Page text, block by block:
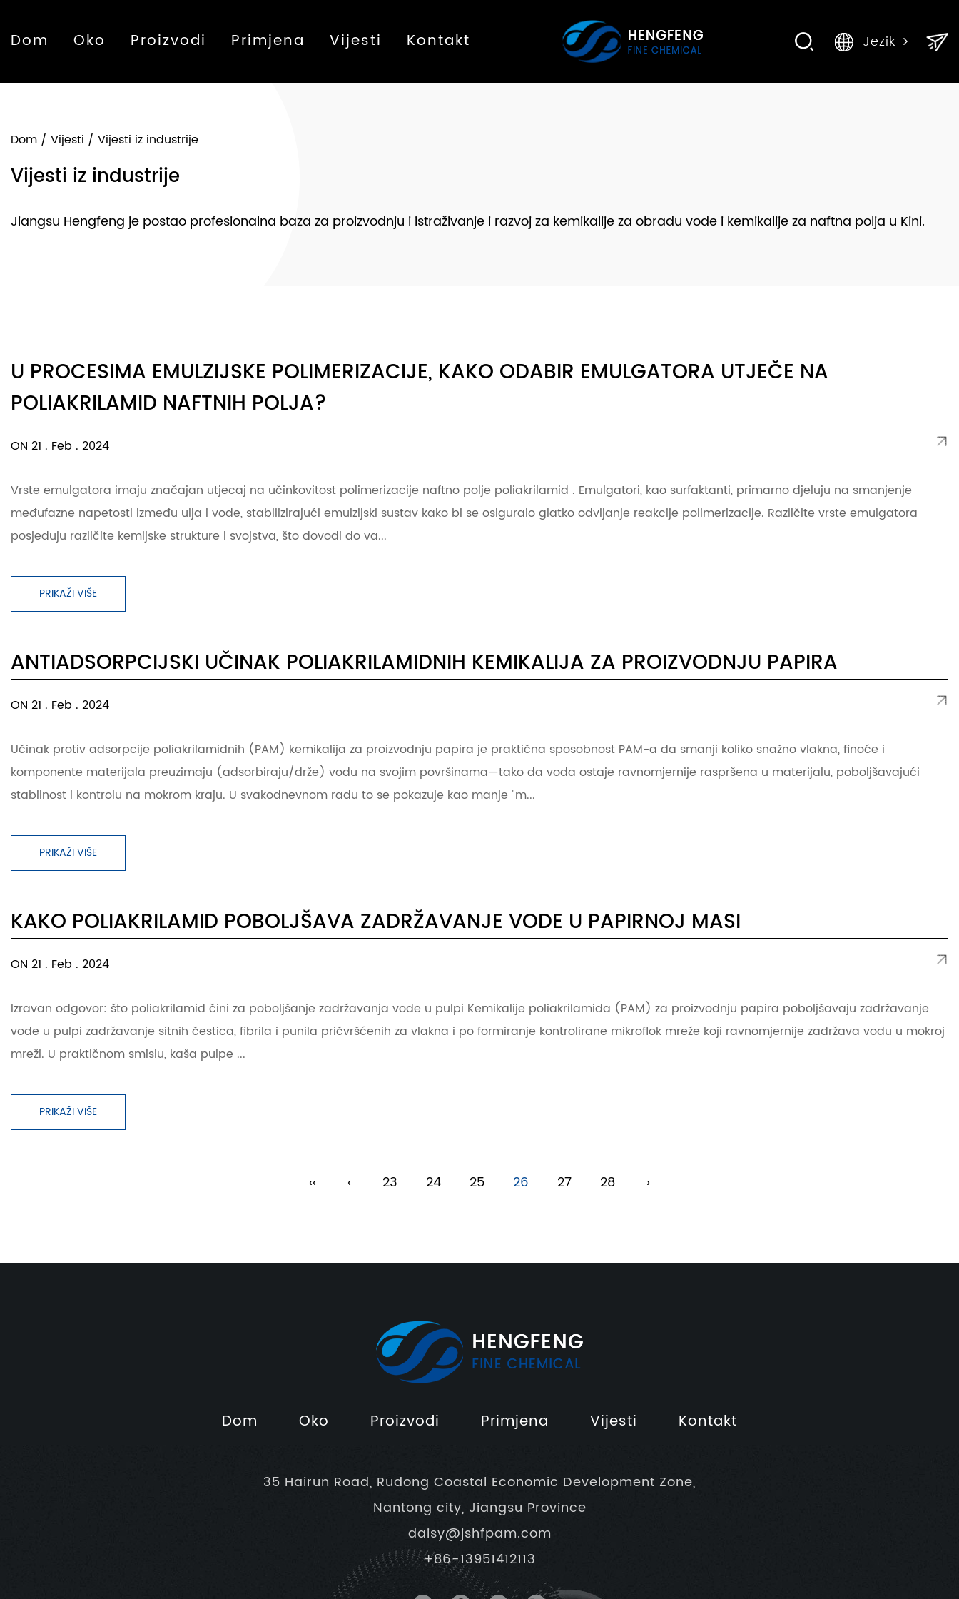
Dom Oko Proizvodi Primjena Vijesti Kontakt Jezik
Dom / Vijesti / Vijesti iz industrije
Vijesti iz industrije
Jiangsu Hengfeng je postao profesionalna baza za proizvodnju i istraživanje i razvoj za kemikalije za obradu vode i kemikalije za naftna polja u Kini.
U PROCESIMA EMULZIJSKE POLIMERIZACIJE, KAKO ODABIR EMULGATORA UTJEČE NA
POLIAKRILAMID NAFTNIH POLJA?
ON 21 . Feb . 2024
Vrste emulgatora imaju značajan utjecaj na učinkovitost polimerizacije naftno polje poliakrilamid . Emulgatori, kao surfaktanti, primarno djeluju na smanjenje
međufazne napetosti između ulja i vode, stabilizirajući emulzijski sustav kako bi se osiguralo glatko odvijanje reakcije polimerizacije. Različite vrste emulgatora
posjeduju različite kemijske strukture i svojstva, što dovodi do va...
PRIKAŽI VIŠE
ANTIADSORPCIJSKI UČINAK POLIAKRILAMIDNIH KEMIKALIJA ZA PROIZVODNJU PAPIRA
ON 21 . Feb . 2024
Učinak protiv adsorpcije poliakrilamidnih (PAM) kemikalija za proizvodnju papira je praktična sposobnost PAM-a da smanji koliko snažno vlakna, finoće i
komponente materijala preuzimaju (adsorbiraju/drže) vodu na svojim površinama—tako da voda ostaje ravnomjernije raspršena u materijalu, poboljšavajući
stabilnost i kontrolu na mokrom kraju. U svakodnevnom radu to se pokazuje kao manje "m...
PRIKAŽI VIŠE
KAKO POLIAKRILAMID POBOLJŠAVA ZADRŽAVANJE VODE U PAPIRNOJ MASI
ON 21 . Feb . 2024
Izravan odgovor: što poliakrilamid čini za poboljšanje zadržavanja vode u pulpi Kemikalije poliakrilamida (PAM) za proizvodnju papira poboljšavaju zadržavanje
vode u pulpi zadržavanje sitnih čestica, fibrila i punila pričvršćenih za vlakna i po formiranje kontrolirane mikroflok mreže koji ravnomjernije zadržava vodu u mokroj
mreži. U praktičnom smislu, kaša pulpe ...
PRIKAŽI VIŠE
‹‹ ‹ 23 24 25 26 27 28 ›
Dom Oko Proizvodi Primjena Vijesti Kontakt
35 Hairun Road, Rudong Coastal Economic Development Zone,
Nantong city, Jiangsu Province
daisy@jshfpam.com
+86-13951412113